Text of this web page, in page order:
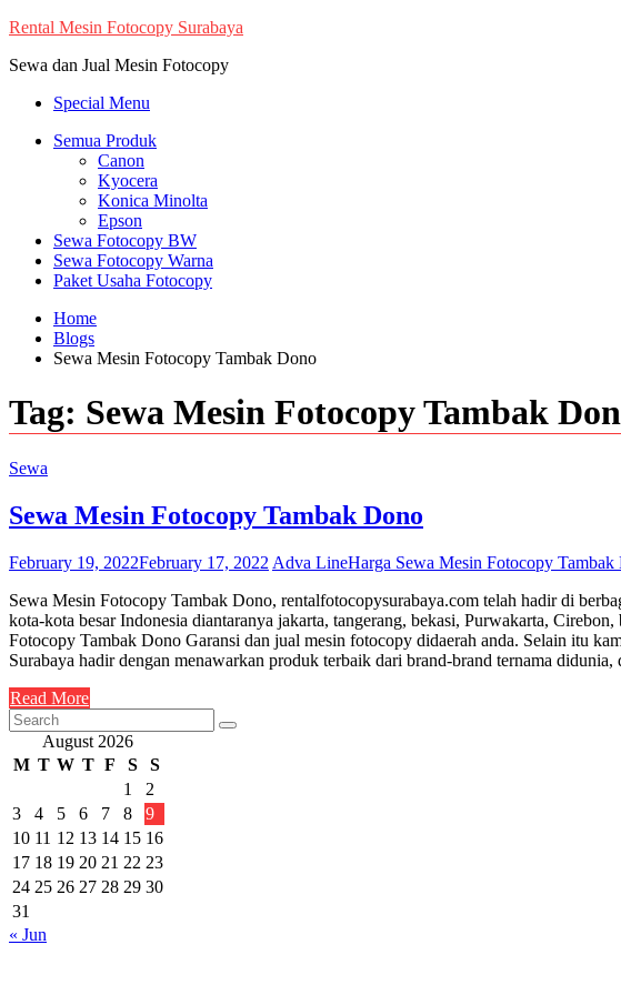
Skip
content
Rental Mesin Fotocopy Surabaya
Sewa dan Jual Mesin Fotocopy
Special Menu
Semua Produk
Canon
Kyocera
Konica Minolta
Epson
Sewa Fotocopy BW
Sewa Fotocopy Warna
Paket Usaha Fotocopy
Home
Blogs
Sewa Mesin Fotocopy Tambak Dono
Tag: Sewa Mesin Fotocopy Tambak
Sewa
Sewa Mesin Fotocopy Tambak Dono
February 19, 2022February 17, 2022 Adva LineHarga Sewa Mesin Fotocopy Tambak
Sewa Mesin Fotocopy Tambak Dono, rentalfotocopysurabaya.com telah hadir di
kota-kota besar Indonesia diantaranya jakarta, tangerang, bekasi, Purwakarta,
Fotocopy Tambak Dono Garansi dan jual mesin fotocopy didaerah anda. Selain itu
Surabaya hadir dengan menawarkan produk terbaik dari brand-brand ternama
Read More
August 2026
M T W T F S
S
1
2
3
4 5 6 7 8
9
10 11 12 13 14 15 16
17 18 19 20 21 22 23
24 25 26 27 28 29 30
31
« Jun